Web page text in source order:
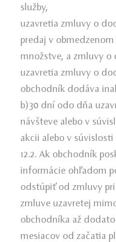
služby,
uzavretia zmluvy o
predaj v
množstve, a zmluvy o
uzavretia zmluvy o
obchodník dodáva
b)30 dní odo dňa
návšteve alebo v
akcii alebo v súvislosti
12.2. Ak obchodník
informácie ohľadom
odstúpiť od zmluvy
zmluve uzavretej
obchodníka až
mesiacov od začatia